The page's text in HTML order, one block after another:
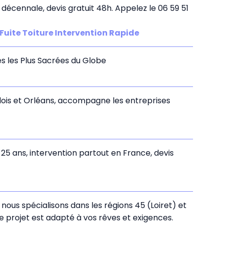
devis gratuit 48h. Appelez le 06 59 51
Toiture Intervention Rapide
les Plus Sacrées du Globe
et Orléans, accompagne les entreprises
ans, intervention partout en France, devis
spécialisons dans les régions 45 (Loiret) et
projet est adapté à vos rêves et exigences.